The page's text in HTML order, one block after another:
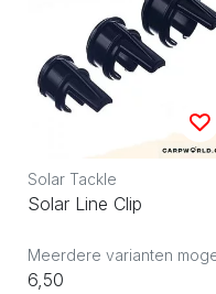
Solar Tackle
Solar Line Clip
6,50